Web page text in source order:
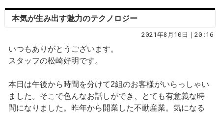
本気が生み出す魅力のテクノロジー
2021年8月10日｜20:16
いつもありがとうございます。
スタッフの松崎好明です。
本日は午後から時間を分けて2組のお客様がいらっしゃい
ました。そこで色んなお話しができ、とても有意義な時
間になりました。昨年から開業した不動産業。気になる